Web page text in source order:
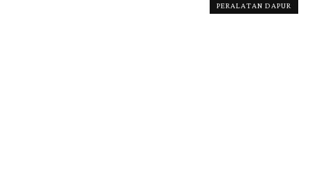
PERALATAN DAPUR